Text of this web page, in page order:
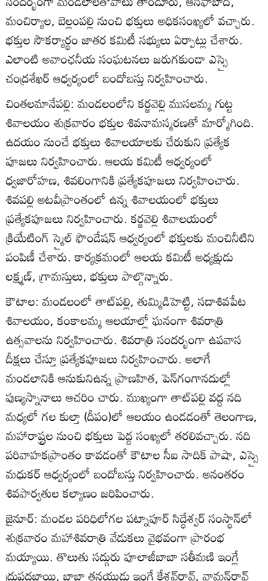
మంచిర్యాల, బెల్లంపల్లి నుంచి భక్తులు అధికసంఖ్యలో వచ్చారు.
భక్తుల సౌకర్యార్థం జాతర కమిటీ సభ్యులు ఏర్పాట్లు చేశారు.
ఎలాంటి అవాంఛనీయ సంఘటనలు జరుగకుండా ఎస్సై
చంద్రశేఖర్‌ ఆధ్వర్యంలో బందోబస్తు నిర్వహించారు.
చింతలమానేపల్లి: మండలంలోని కర్జవెల్లి ముసలమ్మ గుట్ట
శివాలయం శుక్రవారం భక్తుల శివనామస్మరణతో మార్మోగింది.
ఉదయం నుంచే భక్తులు శివాలయాలకు చేరుకుని ప్రత్యేక
పూజలు నిర్వహించారు. ఆలయ కమిటీ ఆధ్వర్యంలో
ధ్వజారోహణ, శివలింగానికి ప్రత్యేకపూజలు నిర్వహించారు.
శివపల్లి అటవీప్రాంతంలో ఉన్న శివాలయంలో భక్తులు
ప్రత్యేకపూజలు నిర్వహించారు. కర్జవెల్లి శివాలయంలో
క్రియేటింగ్‌ స్మైల్‌ ఫౌండేషన్‌ ఆధ్వర్యంలో భక్తులకు మంచినీటిని
పంపిణీ చేశారు. కార్యక్రమంలో ఆలయ కమిటీ అధ్యక్షుడు
లక్ష్మణ్‌, గ్రామస్తులు, భక్తులు పాల్గొన్నారు.
కౌటాల: మండలంలో తాట్‌పల్లి, తుమ్మిడిహెట్టి, సదాశివపేట
శివాలయం, కంకాలమ్మ ఆలయాల్లో ఘనంగా శివరాత్రి
ఉత్సవాలను నిర్వహించారు. శివరాత్రి సందర్భంగా ఉపవాస
దీక్షలు చేస్తూ ప్రత్యేకపూజలు నిర్వహించారు. అలాగే
మండలానికి ఆనుకునిఉన్న ప్రాణహిత, పెన్‌గంగానదుల్లో
పుణ్యస్నానాలు ఆచరిం చారు. ముఖ్యంగా తాట్‌పల్లి వద్ద నది
మధ్యలో గల కుల్తా (దీపం)లో ఆలయం ఉండడంతో తెలంగాణ,
మహారాష్ట్రల నుంచి భక్తులు పెద్ద సంఖ్యలో తరలివచ్చారు. నది
పరివాహకప్రాంతం కావడంతో కౌటాల సీఐ సాదిక్‌ పాషా, ఎస్సై
మధుకర్‌ ఆధ్వర్యంలో బందోబస్తు నిర్వహించారు. అనంతరం
శివపార్వతుల కల్యాణం జరిపించారు.
జైనూర్‌: మండల పరిధిలోగల పట్నాపూర్‌ సిద్ధేశ్వర్‌ సంస్థాన్‌లో
శుక్రవారం మహాశివరాత్రి వేడుకలు వైభవంగా ప్రారంభ
మయ్యాయి. తొలుతు సద్గురు పూలాజీబాబా సతీమణి ఇంగ్లే
ద్రుపదబాయి, బాబా తనయుడు ఇంగ్లే కేశవ్‌రావ్‌, వామన్‌రావ్‌